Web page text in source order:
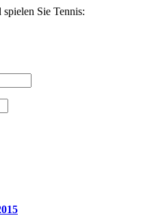
Sie Tennis: